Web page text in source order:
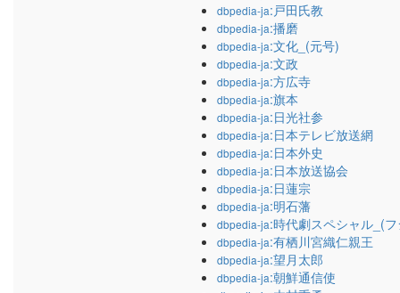
dbpedia-ja:戸田氏教
dbpedia-ja:播磨
dbpedia-ja:文化_(元号)
dbpedia-ja:文政
dbpedia-ja:方広寺
dbpedia-ja:旗本
dbpedia-ja:日光社参
dbpedia-ja:日本テレビ放送網
dbpedia-ja:日本外史
dbpedia-ja:日本放送協会
dbpedia-ja:日蓮宗
dbpedia-ja:明石藩
dbpedia-ja:時代劇スペシャル_(
dbpedia-ja:有栖川宮織仁親王
dbpedia-ja:望月太郎
dbpedia-ja:朝鮮通信使